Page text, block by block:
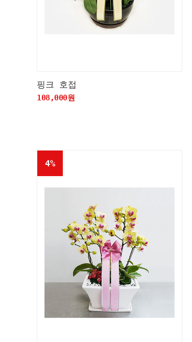
핑크 호접
108,000원
4%